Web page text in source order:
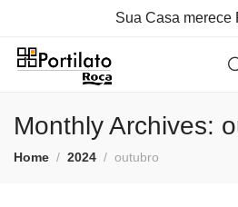
Sua Casa merece
Monthly Archives:
Home 2024 outubro